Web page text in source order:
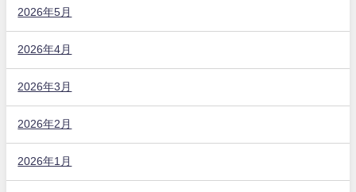
2026年5月
2026年4月
2026年3月
2026年2月
2026年1月